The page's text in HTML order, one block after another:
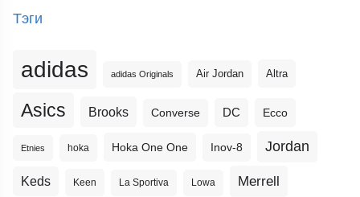
Тэги
adidas adidas Originals Air Jordan Altra
Asics Brooks Converse DC Ecco
Etnies hoka Hoka One One Inov-8 Jordan
Keds Keen La Sportiva Lowa Merrell